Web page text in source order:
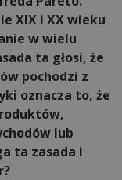
XIX i XX wieku
w wielu
ta głosi, że
pochodzi z
oznacza to, że
lub
ta zasada i